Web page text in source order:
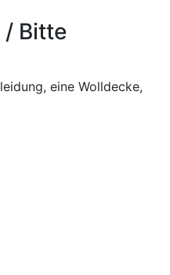
/ Bitte
eine Wolldecke,